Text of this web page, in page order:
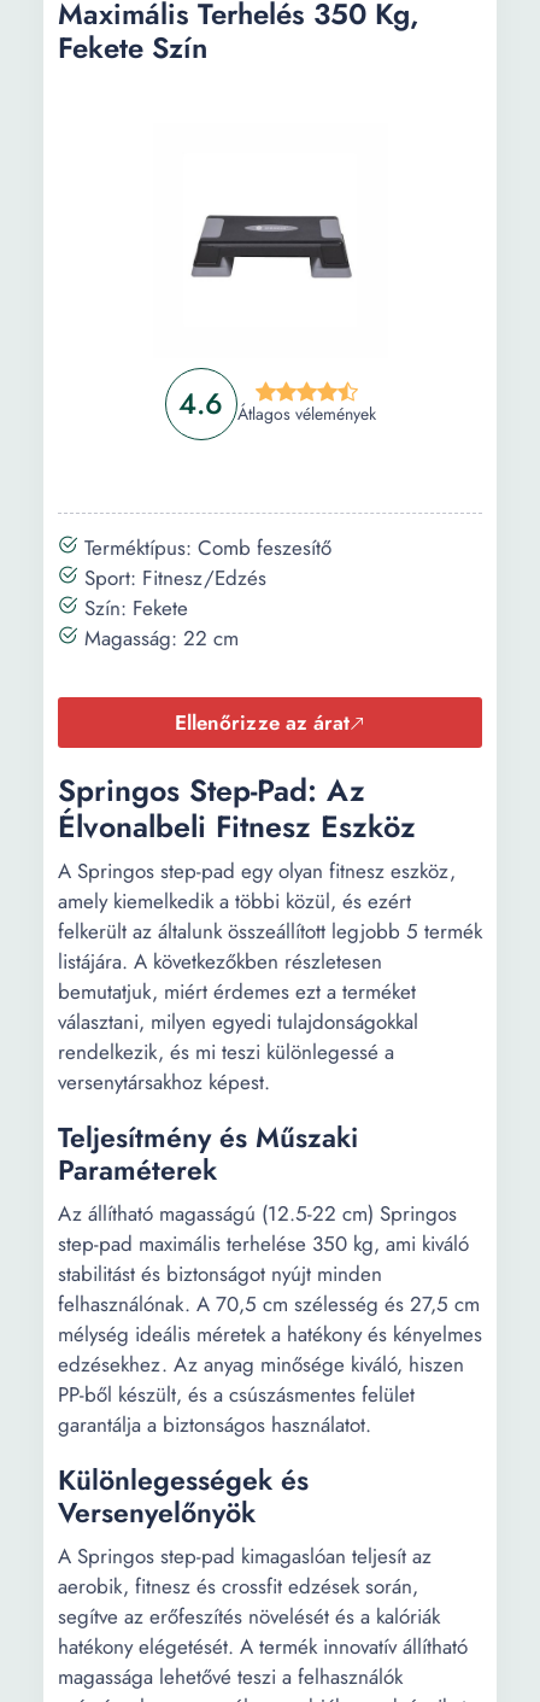
4.6 Átlagos vélemények
Maximális Terhelés 350 Kg,
Fekete Szín
Terméktípus: Comb feszesítő
Sport: Fitnesz/Edzés
Szín: Fekete
Magasság: 22 cm
Ellenőrizze az árat
Springos Step-Pad: Az
Élvonalbeli Fitnesz Eszköz
A Springos step-pad egy olyan fitnesz eszköz,
amely kiemelkedik a többi közül, és ezért
felkerült az általunk összeállított legjobb 5 termék
listájára. A következőkben részletesen
bemutatjuk, miért érdemes ezt a terméket
választani, milyen egyedi tulajdonságokkal
rendelkezik, és mi teszi különlegessé a
versenytársakhoz képest.
Teljesítmény és Műszaki
Paraméterek
Az állítható magasságú (12.5-22 cm) Springos
step-pad maximális terhelése 350 kg, ami kiváló
stabilitást és biztonságot nyújt minden
felhasználónak. A 70,5 cm szélesség és 27,5 cm
mélység ideális méretek a hatékony és kényelmes
edzésekhez. Az anyag minősége kiváló, hiszen
PP-ből készült, és a csúszásmentes felület
garantálja a biztonságos használatot.
Különlegességek és
Versenyelőnyök
A Springos step-pad kimagaslóan teljesít az
aerobik, fitnesz és crossfit edzések során,
segítve az erőfeszítés növelését és a kalóriák
hatékony elégetését. A termék innovatív állítható
magassága lehetővé teszi a felhasználók
Vásárlási útmutató